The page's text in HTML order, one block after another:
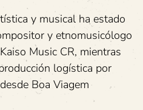
y musical ha estado
y etnomusicólogo
Music CR, mientras
logística por
Boa Viagem